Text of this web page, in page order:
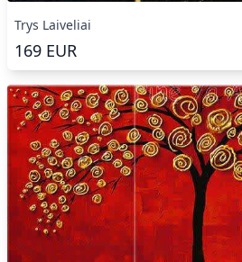
Trys Laiveliai
169 EUR